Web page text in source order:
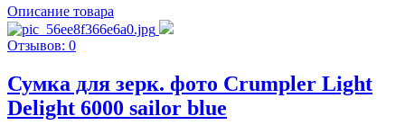
Описание товара
Отзывов: 0
Сумка для зерк. фото Crumpler Light
Delight 6000 sailor blue